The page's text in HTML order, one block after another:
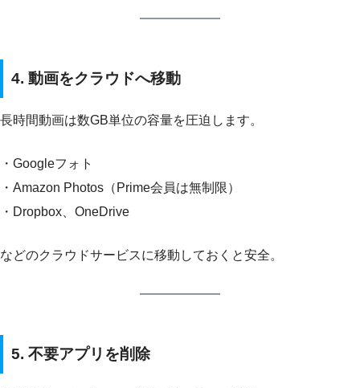
4. 動画をクラウドへ移動
長時間動画は数GB単位の容量を圧迫します。
・Googleフォト
・Amazon Photos（Prime会員は無制限）
・Dropbox、OneDrive
などのクラウドサービスに移動しておくと安全。
5. 不要アプリを削除